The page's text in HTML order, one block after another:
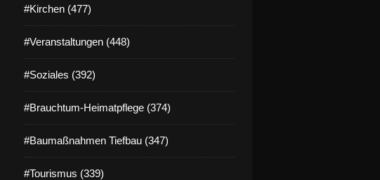
#Kirchen (477)
#Veranstaltungen (448)
#Soziales (392)
#Brauchtum-Heimatpflege (374)
#Baumaßnahmen Tiefbau (347)
#Tourismus (339)